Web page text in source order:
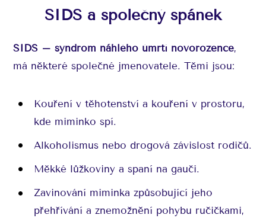
SIDS a společný spánek
SIDS – syndrom náhlého úmrtí novorozence,
má některé společné jmenovatele. Těmi jsou:
Kouření v těhotenství a kouření v prostoru,
kde miminko spí.
Alkoholismus nebo drogová závislost rodičů.
Měkké lůžkoviny a spaní na gauči.
Zavinování miminka způsobující jeho
přehřívání a znemožnění pohybu ručičkami,